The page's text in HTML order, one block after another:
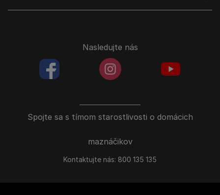
Spojte sa s tímom starostlivosti o domácich
maznáčikov
Kontaktujte nás: 800 135 135
Nasledujte nás
facebookColoredinstagramColored